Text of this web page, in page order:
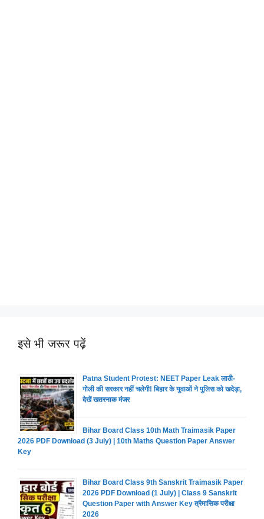
इसे भी जरूर पढ़ें
Patna Student Protest: NEET Paper Leak लाठी-
गोली की सरकार नहीं चलेगी! बिहार के युवाओं ने पुलिस को खदेड़ा,
देखें खतरनाक मंजर
Bihar Board Class 10th Math Traimasik Paper
2026 PDF Download (3 July) | 10th Maths Question Paper Answer
Key
Bihar Board Class 9th Sanskrit Traimasik Paper
2026 PDF Download (1 July) | Class 9 Sanskrit
Question Paper with Answer Key त्रैमासिक परीक्षा
2026